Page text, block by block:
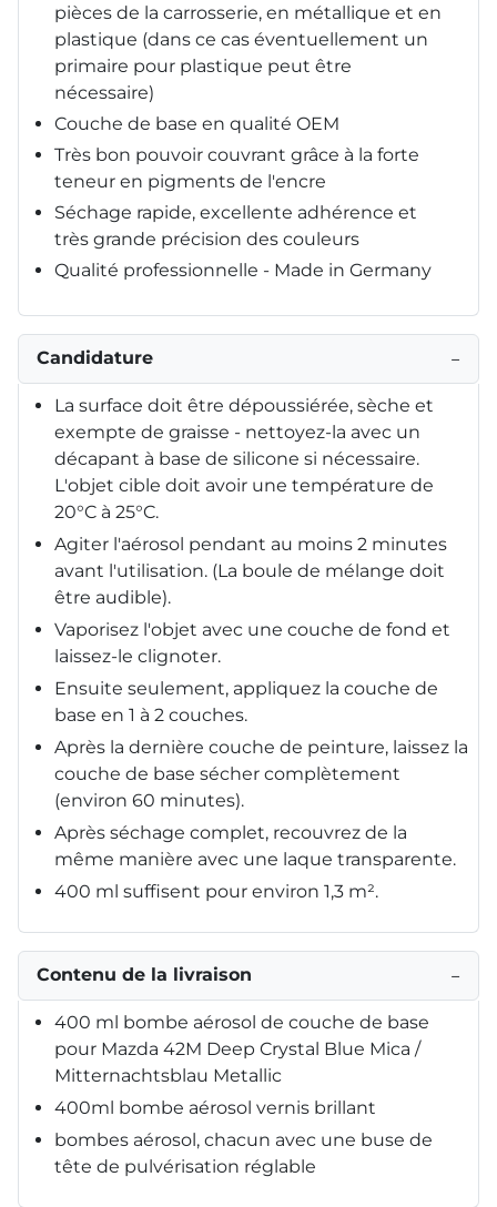
pièces de la carrosserie, en métallique et en
plastique (dans ce cas éventuellement un
primaire pour plastique peut être
nécessaire)
Couche de base en qualité OEM
Très bon pouvoir couvrant grâce à la forte
teneur en pigments de l'encre
Séchage rapide, excellente adhérence et
très grande précision des couleurs
Qualité professionnelle - Made in Germany
Candidature −
La surface doit être dépoussiérée, sèche et
exempte de graisse - nettoyez-la avec un
décapant à base de silicone si nécessaire.
L'objet cible doit avoir une température de
20°C à 25°C.
Agiter l'aérosol pendant au moins 2 minutes
avant l'utilisation. (La boule de mélange doit
être audible).
Vaporisez l'objet avec une couche de fond et
laissez-le clignoter.
Ensuite seulement, appliquez la couche de
base en 1 à 2 couches.
Après la dernière couche de peinture, laissez la
couche de base sécher complètement
(environ 60 minutes).
Après séchage complet, recouvrez de la
même manière avec une laque transparente.
400 ml suffisent pour environ 1,3 m².
Contenu de la livraison −
400 ml bombe aérosol de couche de base
pour Mazda 42M Deep Crystal Blue Mica /
Mitternachtsblau Metallic
400ml bombe aérosol vernis brillant
bombes aérosol, chacun avec une buse de
tête de pulvérisation réglable